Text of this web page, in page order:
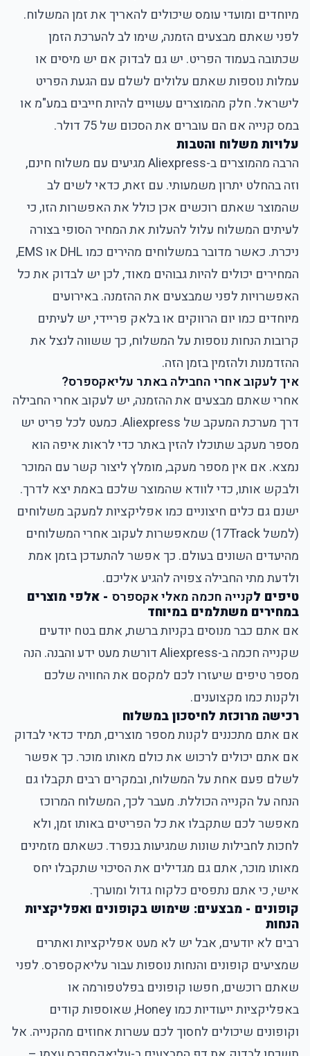
מיוחדים ומועדי עומס שיכולים להאריך את זמן המשלוח.
לפני שאתם מבצעים הזמנה, שימו לב להערכת הזמן
שכתובה בעמוד הפריט. יש גם לבדוק אם יש מיסים או
עמלות נוספות שאתם עלולים לשלם עם הגעת הפריט
לישראל. חלק מהמוצרים עשויים להיות חייבים במע"מ או
במס קנייה אם הם עוברים את הסכום של 75 דולר.
עלויות משלוח והטבות
הרבה מהמוצרים ב-Aliexpress מגיעים עם משלוח חינם,
וזה בהחלט יתרון משמעותי. עם זאת, כדאי לשים לב
שהמוצר שאתם רוכשים אכן כולל את האפשרות הזו, כי
לעיתים המשלוח עלול להעלות את המחיר הסופי בצורה
ניכרת. כאשר מדובר במשלוחים מהירים כמו DHL או EMS,
המחירים יכולים להיות גבוהים מאוד, לכן יש לבדוק את כל
האפשרויות לפני שמבצעים את ההזמנה. באירועים
מיוחדים כמו יום הרווקים או בלאק פריידי, יש לעיתים
קרובות הנחות נוספות על המשלוח, כך ששווה לנצל את
ההזדמנות ולהזמין בזמן הזה.
איך לעקוב אחרי החבילה באתר עליאקספרס?
אחרי שאתם מבצעים את ההזמנה, יש לעקוב אחרי החבילה
דרך מערכת המעקב של Aliexpress. כמעט לכל פריט יש
מספר מעקב שתוכלו להזין באתר כדי לראות איפה הוא
נמצא. אם אין מספר מעקב, מומלץ ליצור קשר עם המוכר
ולבקש אותו, כדי לוודא שהמוצר שלכם באמת יצא לדרך.
ישנם גם כלים חיצוניים כמו אפליקציות למעקב משלוחים
(למשל 17Track) שמאפשרות לעקוב אחרי המשלוחים
מהיעדים השונים בעולם. כך אפשר להתעדכן בזמן אמת
ולדעת מתי החבילה צפויה להגיע אליכם.
טיפים לקנייה חכמה מאלי אקספרס - אלפי מוצרים
במחירים משתלמים במיוחד
אם אתם כבר מנוסים בקניות ברשת, אתם בטח יודעים
שקנייה חכמה ב-Aliexpress דורשת מעט ידע והבנה. הנה
מספר טיפים שיעזרו לכם למקסם את החוויה שלכם
ולקנות כמו מקצוענים.
רכישה מרוכזת לחיסכון במשלוח
אם אתם מתכננים לקנות מספר מוצרים, תמיד כדאי לבדוק
אם אתם יכולים לרכוש את כולם מאותו מוכר. כך אפשר
לשלם פעם אחת על המשלוח, ובמקרים רבים תקבלו גם
הנחה על הקנייה הכוללת. מעבר לכך, המשלוח המרוכז
מאפשר לכם שתקבלו את כל הפריטים באותו זמן, ולא
לחכות לחבילות שונות שמגיעות בנפרד. כשאתם מזמינים
מאותו מוכר, אתם גם מגדילים את הסיכוי שתקבלו יחס
אישי, כי אתם נתפסים כלקוח גדול ומוערך.
קופונים - מבצעים: שימוש בקופונים ואפליקציות
הנחות
רבים לא יודעים, אבל יש לא מעט אפליקציות ואתרים
שמציעים קופונים והנחות נוספות עבור עליאקספרס. לפני
שאתם רוכשים, חפשו קופונים בפלטפורמה או
באפליקציות ייעודיות כמו Honey, שאוספות קודים
וקופונים שיכולים לחסוך לכם עשרות אחוזים מהקנייה. אל